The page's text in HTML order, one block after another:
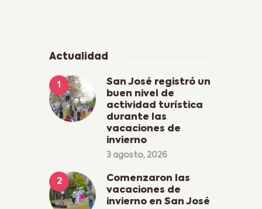
Actualidad
San José registró un
buen nivel de
actividad turística
durante las
vacaciones de
invierno
3 agosto, 2026
Comenzaron las
vacaciones de
invierno en San José